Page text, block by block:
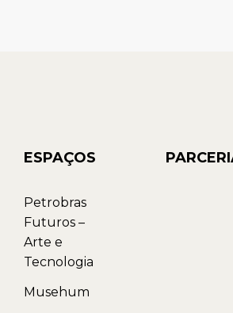
ESPAÇOS
Petrobras
Futuros –
Arte e
Tecnologia
Musehum